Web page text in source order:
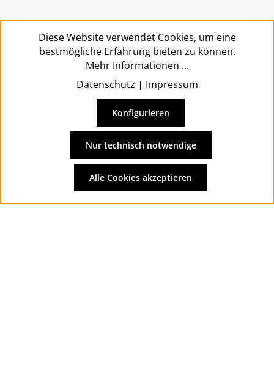
Service
Vertrag widerrufen
und ggf. Nachnahmegebühren, wenn nicht anders
angegeben.
Diese Website verwendet Cookies, um eine
bestmögliche Erfahrung bieten zu können.
Mehr Informationen ...
Datenschutz | Impressum
Nur technisch notwendige
Konfigurieren
Alle Cookies akzeptieren